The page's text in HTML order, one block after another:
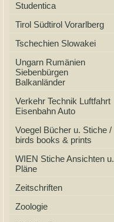
Studentica
Tirol Südtirol Vorarlberg
Tschechien Slowakei
Ungarn Rumänien
Siebenbürgen
Balkanländer
Verkehr Technik Luftfahrt
Eisenbahn Auto
Voegel Bücher u. Stiche /
birds books & prints
WIEN Stiche Ansichten u.
Pläne
Zeitschriften
Zoologie